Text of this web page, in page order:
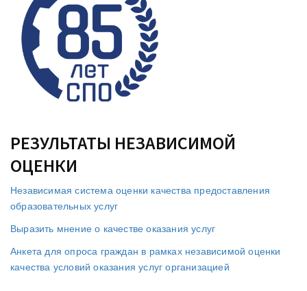
РЕЗУЛЬТАТЫ НЕЗАВИСИМОЙ
ОЦЕНКИ
Независимая система оценки качества предоставления
образовательных услуг
Выразить мнение о качестве оказания услуг
Анкета для опроса граждан в рамках независимой оценки
качества условий оказания услуг организацией